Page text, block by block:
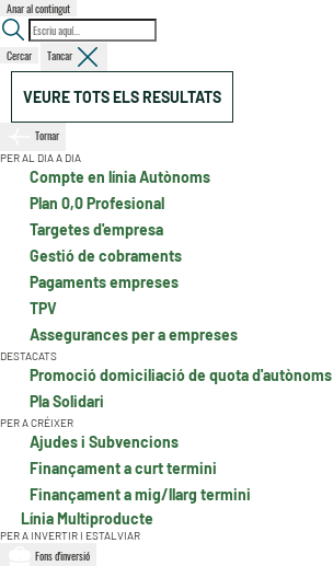
Anar al contingut
Cercar Tancar
VEURE TOTS ELS RESULTATS
Tornar
PER AL DIA A DIA
Compte en línia Autònoms
Plan 0,0 Profesional
Targetes d'empresa
Gestió de cobraments
Pagaments empreses
TPV
Assegurances per a empreses
DESTACATS
Promoció domiciliació de quota d'autònoms
Pla Solidari
PER A CRÉIXER
Ajudes i Subvencions
Finançament a curt termini
Finançament a mig/llarg termini
Línia Multiproducte
PER A INVERTIR I ESTALVIAR
Fons d'inversió